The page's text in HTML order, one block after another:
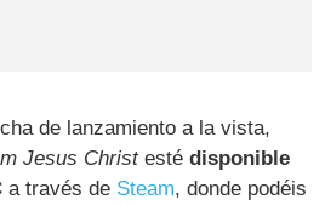
de lanzamiento a la vista,
Jesus Christestédisponible
a través de Steam, donde podéis